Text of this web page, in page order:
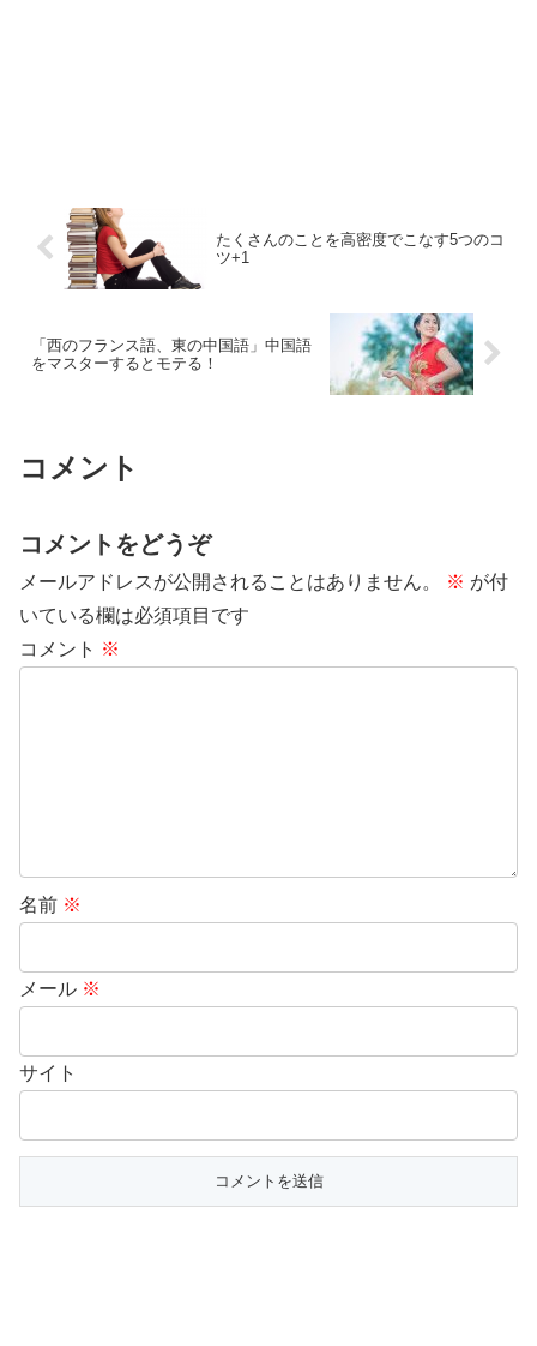
たくさんのことを高密度でこなす5つのコ
ツ+1
「西のフランス語、東の中国語」中国語
をマスターするとモテる！
コメント
コメントをどうぞ
メールアドレスが公開されることはありません。 ※ が付
いている欄は必須項目です
コメント ※
名前 ※
メール ※
サイト